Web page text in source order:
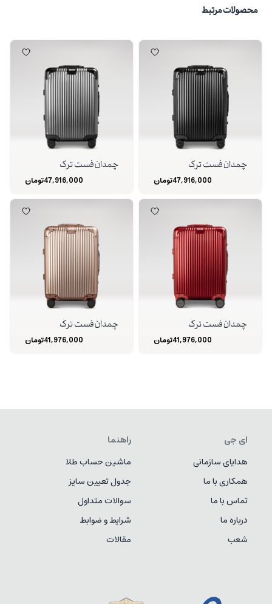
محصولات مرتبط
چمدان فست ترک
47,916,000تومان
چمدان فست ترک
47,916,000تومان
چمدان فست ترک
41,976,000تومان
چمدان فست ترک
41,976,000تومان
ای جی
هدایای سازمانی
همکاری با ما
تماس با ما
درباره ما
شعب
راهنما
ماشین حساب طلا
جدول تعیین سایز
سوالات متداول
شرایط و ضوابط
مقالات